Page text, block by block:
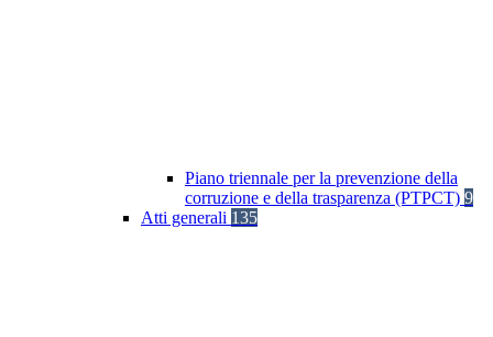
Piano triennale per la prevenzione della
corruzione e della trasparenza (PTPCT) 9
Atti generali 135